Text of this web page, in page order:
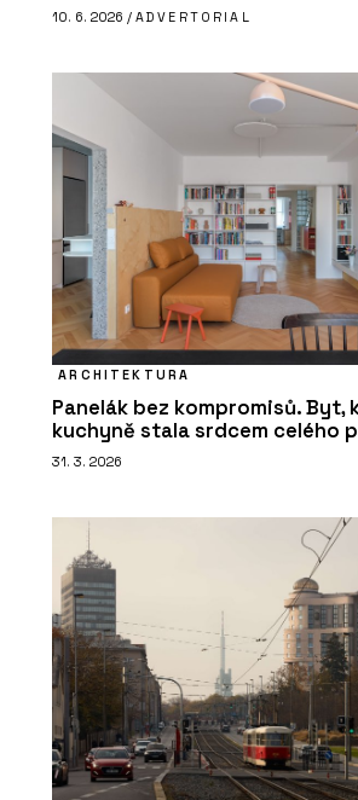
10. 6. 2026 / ADVERTORIAL
ARCHITEKTURA
Panelák bez kompromisů. Byt,
kuchyně stala srdcem celého
31. 3. 2026